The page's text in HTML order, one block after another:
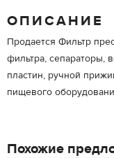
ОПИСАНИЕ
Продается Фильтр
фильтра, сепараторы,
пластин, ручной
пищевого
Похожие